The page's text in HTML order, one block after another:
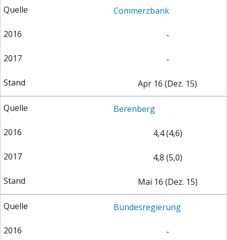
Commerzbank
-
-
Apr 16 (Dez. 15)
Berenberg
4,4 (4,6)
4,8 (5,0)
Mai 16 (Dez. 15)
Bundesregierung
-